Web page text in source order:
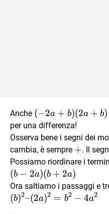
Anche (-2a+b)
(2a+b)
(−2a + b)(2a + b)
per una differenza!
Osserva bene i segni dei
cambia, è sempre +
+. Il
Possiamo riordinare i
(b − 2a)(b + 2a)
Ora saltiamo i passaggi e
(b)2–(2a)2 = b2 − 4a2